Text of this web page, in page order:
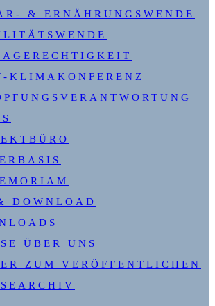
& ERNÄHRUNGSWENDE
KLIMAKONFERENZ
DOWNLOAD
ÜBER UNS
ZUM VERÖFFENTLICHEN